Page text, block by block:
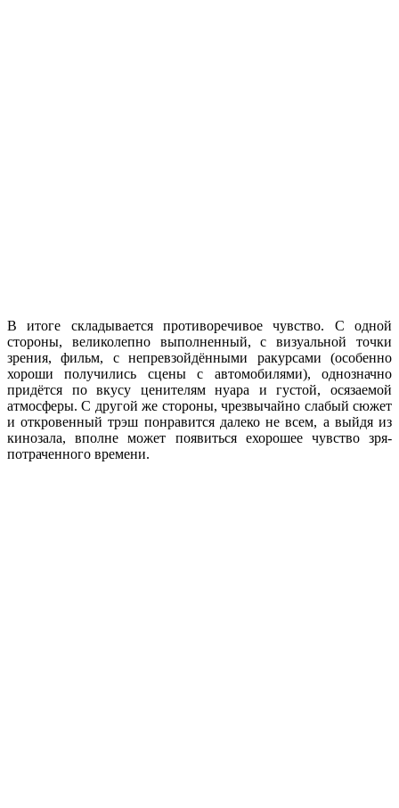
В итоге складывается противоречивое чувство. С одной
стороны, великолепно выполненный, с визуальной точки
зрения, фильм, с непревзойдёнными ракурсами (особенно
хороши получились сцены с автомобилями), однозначно
придётся по вкусу ценителям нуара и густой, осязаемой
атмосферы. С другой же стороны, чрезвычайно слабый сюжет
и откровенный трэш понравится далеко не всем, а выйдя из
кинозала, вполне может появиться ехорошее чувство зря-
потраченного времени.